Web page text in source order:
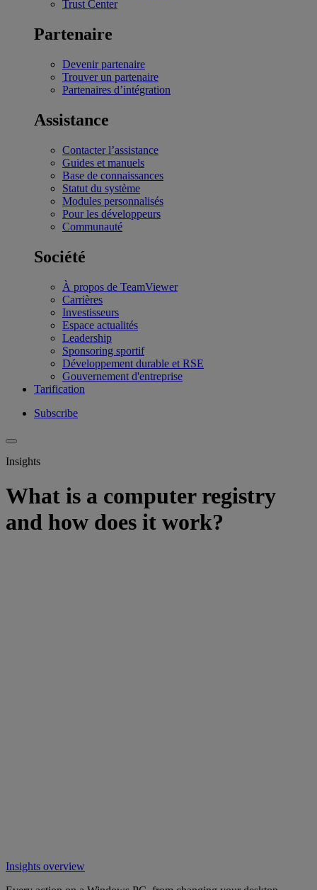
Trust Center
Partenaire
Devenir partenaire
Trouver un partenaire
Partenaires d’intégration
Assistance
Contacter l’assistance
Guides et manuels
Base de connaissances
Statut du système
Modules personnalisés
Pour les développeurs
Communauté
Société
À propos de TeamViewer
Carrières
Investisseurs
Espace actualités
Leadership
Sponsoring sportif
Développement durable et RSE
Gouvernement d'entreprise
Tarification
Subscribe
Insights
What is a computer registry
and how does it work?
Insights overview